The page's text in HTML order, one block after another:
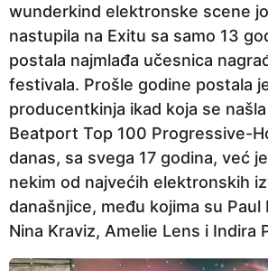
wunderkind elektronske scene
nastupila na Exitu sa samo 13
postala najmlađa učesnica
festivala. Prošle godine postala
producentkinja ikad koja se
Beatport Top 100 Progressive-
danas, sa svega 17 godina, već
nekim od najvećih elektronskih
današnjice, među kojima su Paul
Nina Kraviz, Amelie Lens i Indira